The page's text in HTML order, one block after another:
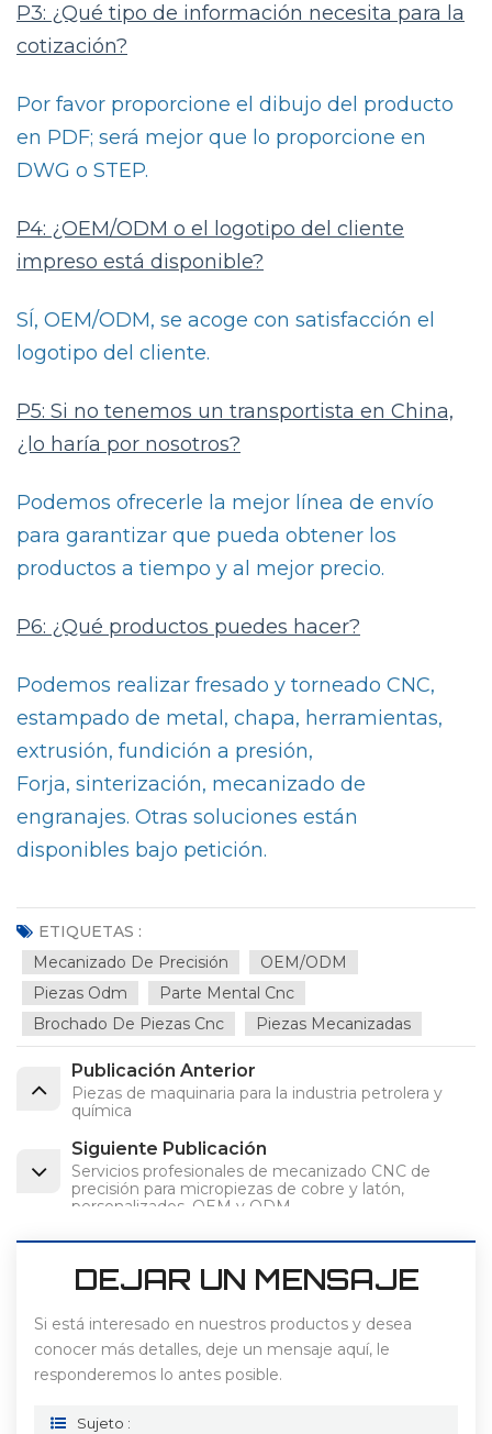
P3: ¿Qué tipo de información necesita para la
cotización?
Por favor proporcione el dibujo del producto
en PDF; será mejor que lo proporcione en
DWG o STEP.
P4: ¿OEM/ODM o el logotipo del cliente
impreso está disponible?
SÍ, OEM/ODM, se acoge con satisfacción el
logotipo del cliente.
P5: Si no tenemos un transportista en China,
¿lo haría por nosotros?
Podemos ofrecerle la mejor línea de envío
para garantizar que pueda obtener los
productos a tiempo y al mejor precio.
P6: ¿Qué productos puedes hacer?
Podemos realizar fresado y torneado CNC,
estampado de metal, chapa, herramientas,
extrusión, fundición a presión,
Forja, sinterización, mecanizado de
engranajes. Otras soluciones están
disponibles bajo petición.
ETIQUETAS :
Mecanizado De Precisión
OEM/ODM
Piezas Odm
Parte Mental Cnc
Brochado De Piezas Cnc
Piezas Mecanizadas
Publicación Anterior
Piezas de maquinaria para la industria petrolera y
química
Siguiente Publicación
Servicios profesionales de mecanizado CNC de
precisión para micropiezas de cobre y latón,
personalizados, OEM y ODM.
DEJAR UN MENSAJE
Si está interesado en nuestros productos y desea
conocer más detalles, deje un mensaje aquí, le
responderemos lo antes posible.
Sujeto :